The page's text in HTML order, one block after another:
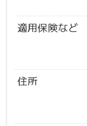
適用保険など
住所